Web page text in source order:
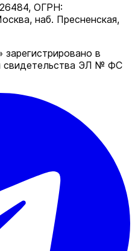
ОГРН:
наб. Пресненская,
в
свидетельства ЭЛ № ФС